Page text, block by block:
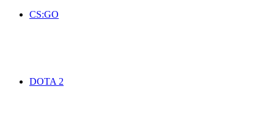
CS:GO
DOTA 2